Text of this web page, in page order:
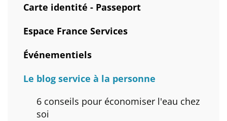
Carte identité - Passeport
Espace France Services
Événementiels
Le blog service à la personne
6 conseils pour économiser l'eau chez
soi